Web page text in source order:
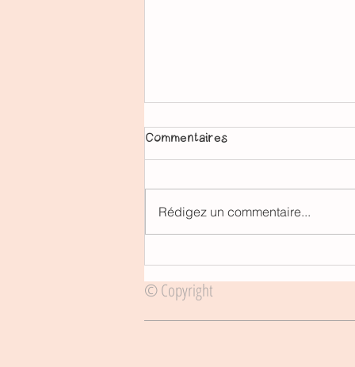
Autocertification et liste des
magasins ouverts en zone
rouge (Milan)!
Commentaires
Rédigez un commentaire...
© Copyright